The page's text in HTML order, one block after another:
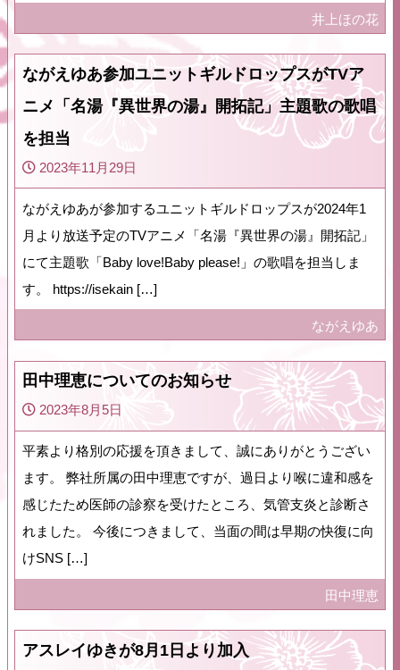
井上ほの花
ながえゆあ参加ユニットギルドロップスがTVア
ニメ「名湯『異世界の湯』開拓記」主題歌の歌唱
を担当
2023年11月29日
ながえゆあが参加するユニットギルドロップスが2024年1
月より放送予定のTVアニメ「名湯『異世界の湯』開拓記」
にて主題歌「Baby love!Baby please!」の歌唱を担当しま
す。 https://isekain […]
ながえゆあ
田中理恵についてのお知らせ
2023年8月5日
平素より格別の応援を頂きまして、誠にありがとうござい
ます。 弊社所属の田中理恵ですが、過日より喉に違和感を
感じたため医師の診察を受けたところ、気管支炎と診断さ
れました。 今後につきまして、当面の間は早期の快復に向
けSNS […]
田中理恵
アスレイゆきが8月1日より加入